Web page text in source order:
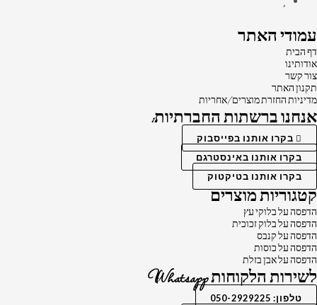
עמודי האתר
דף הבית
אודותינו
צור קשר
תקנון האתר
מדיניות החזרת מוצרים/אחריות
אנחנו ברשתות החברתיות:
בקרו אותנו בפייסבוק
בקרו אותנו באינסטרגם
בקרו אותנו בטיקטוק
קטגוריות מוצרים
הדפסה על בלוקי עץ
הדפסה על בלוק זכוכית
הדפסה על קנבס
הדפסה על כוסות
הדפסה על אבן בזלת
לשירות הלקוחות Whatsapp
טלפון: 050-2929225